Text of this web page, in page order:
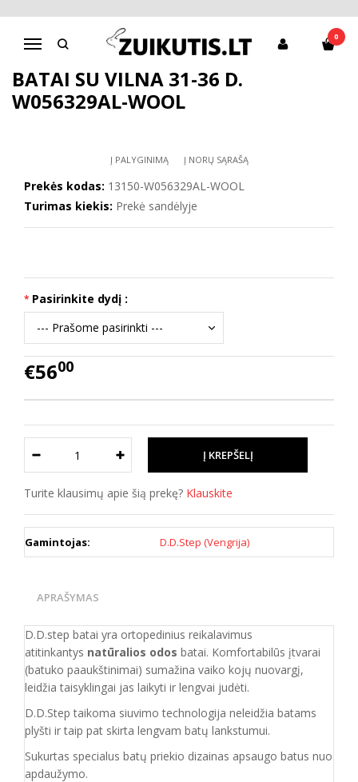
Navigacija
0
Pagrindinis Batai berniukui
D.D.Step batai berniukams
Batai su vilna 31-36 d. W056329AL-WOOL
BATAI SU VILNA 31-36 D.
W056329AL-WOOL
Į PALYGINIMĄ Į NORŲ SĄRAŠĄ
Prekės kodas: 13150-W056329AL-WOOL
Turimas kiekis: Prekė sandėlyje
Pasirinkite dydį :
€5600
Turite klausimų apie šią prekę? Klauskite
Gamintojas: D.D.Step (Vengrija)
APRAŠYMAS
D.D.step batai yra ortopedinius reikalavimus
atitinkantys natūralios odos batai. Komfortabilūs įtvarai
(batuko paaukštinimai) sumažina vaiko kojų nuovargį,
leidžia taisyklingai jas laikyti ir lengvai judėti.
D.D.Step taikoma siuvimo technologija neleidžia batams
plyšti ir taip pat skirta lengvam batų lankstumui.
Sukurtas specialus batų priekio dizainas apsaugo batus nuo
apdaužymo.